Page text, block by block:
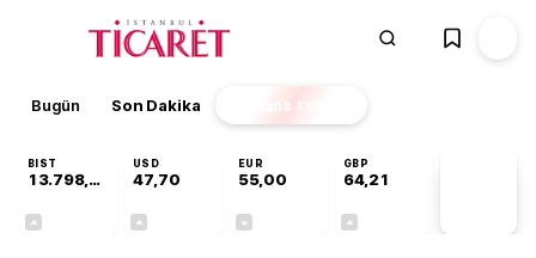
Bugün Son Dakika Finans EKSTRA
BIST
13.798,82
USD
47,70
EUR
55,00
GBP
64,21